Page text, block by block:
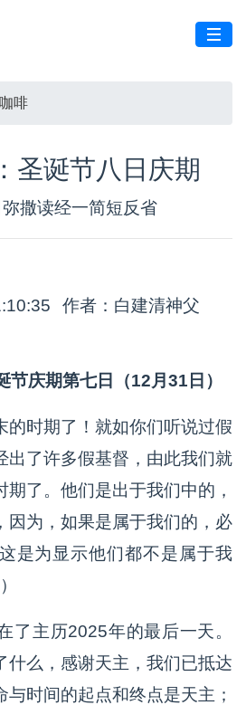
啡
圣诞节八日庆期
撒读经一简短反省
作者：白建清神父
庆期第七日（12月31日）
的时期了！就如你们听说过假
出了许多假基督，由此我们就
了。他们是出于我们中的，
因为，如果是属于我们的，必
是为显示他们都不是属于我
了主历2025年的最后一天。
什么，感谢天主，我们已抵达
时间的起点和终点是天主；